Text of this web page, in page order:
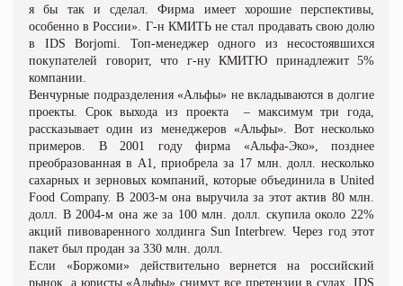
я бы так и сделал. Фирма имеет хорошие перспективы,
особенно в России». Г-н КМИТЬ не стал продавать свою долю
в IDS Borjomi. Топ‑менеджер одного из несостоявшихся
покупателей говорит, что г-ну КМИТЮ принадлежит 5%
компании.
Венчурные подразделения «Альфы» не вкладываются в долгие
проекты. Срок выхода из проекта
– максимум три года,
рассказывает один из менеджеров «Альфы». Вот несколько
примеров. В 2001 году фирма «Альфа-Эко», позднее
преобразованная в A1, приобрела за 17 млн. долл. несколько
сахарных и зерновых компаний, которые объединила в United
Food Company. В 2003-м она выручила за этот актив 80 млн.
долл. В 2004-м она же за 100 млн. долл. скупила около 22%
акций пивоваренного холдинга Sun Interbrew. Через год этот
пакет был продан за 330 млн. долл.
Если «Боржоми» действительно вернется на российский
рынок, а юристы «Альфы» снимут все претензии в судах, IDS